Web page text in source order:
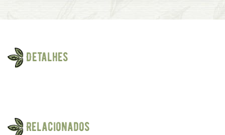
Detalhes
Relacionados